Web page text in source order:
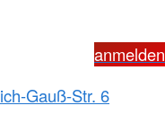
anmelden
Gauß-Str. 6